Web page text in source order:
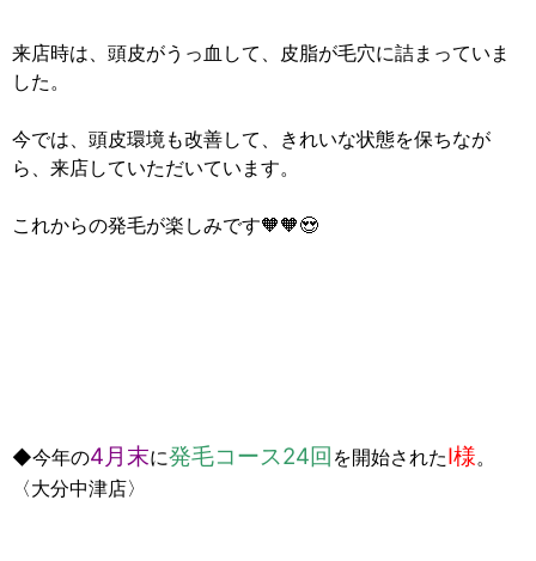
来店時は、頭皮がうっ血して、皮脂が毛穴に詰まっていま
した。
今では、頭皮環境も改善して、きれいな状態を保ちなが
ら、来店していただいています。
これからの発毛が楽しみです🧡🧡😍
◆今年の4月末に発毛コース24回 を開始されたI様。
〈大分中津店〉